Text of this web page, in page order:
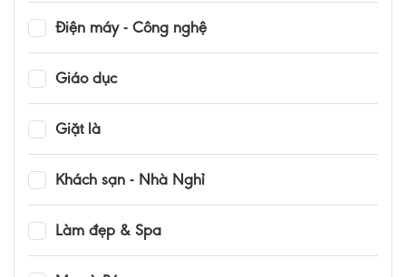
Điện máy - Công nghệ
Giáo dục
Giặt là
Khách sạn - Nhà Nghỉ
Làm đẹp & Spa